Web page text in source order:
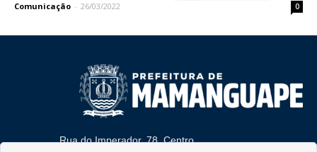
Comunicação - 26/03/2022 0
Rua do Imperador, 78, Centro